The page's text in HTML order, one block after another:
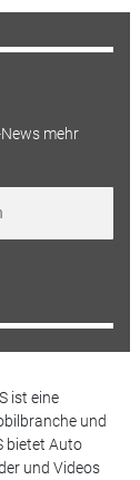
mehr
ist eine
und
bietet Auto
und Videos